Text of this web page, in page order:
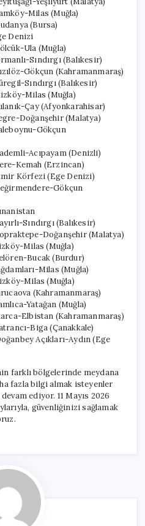
Milas (Muğla)
(Bursa)
Denizi
Ula (Muğla)
Sındırgı (Balıkesir)
Gökçun (Kahramanmaraş)
Sındırgı (Balıkesir)
Milas (Muğla)
Çay (Afyonkarahisar)
Doğanşehir (Malatya)
Gökçun
Acıpayam (Denizli)
Kemah (Erzincan)
Körfezi (Ege Denizi)
Gökçun
Sındırgı (Balıkesir)
Doğanşehir (Malatya)
Milas (Muğla)
Bucak (Burdur)
Milas (Muğla)
Milas (Muğla)
(Kahramanmaraş)
Yatağan (Muğla)
Elbistan (Kahramanmaraş)
Biga (Çanakkale)
Açıkları-Aydın (Ege
farklı bölgelerinde meydana
fazla bilgi almak isteyenler
ediyor. 11 Mayıs 2026
güvenliğinizi sağlamak